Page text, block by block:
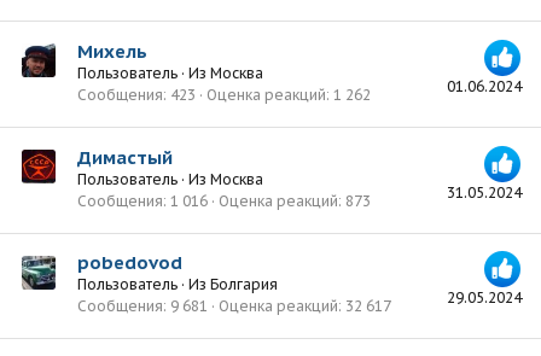
01.06.2024
Михель
Пользователь · Из Москва
Сообщения 423 Оценка реакций 1 262
31.05.2024
Димастый
Пользователь · Из Москва
Сообщения 1 016 Оценка реакций 873
29.05.2024
pobedovod
Пользователь · Из Болгария
Сообщения 9 681 Оценка реакций 32 617